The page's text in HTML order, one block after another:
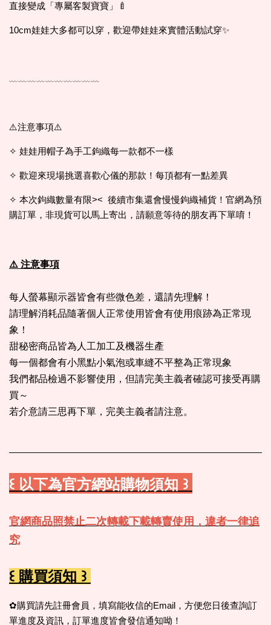
直接變成「專屬客製寶寶」🍼
10cm娃娃大多都可以穿，歡迎帶娃娃來實體活動試穿✨
﹏﹏﹏﹏﹏﹏﹏﹏﹏﹏
⚠️注意事項⚠️
✧ 娃娃用帽子為手工鉤織每一款都不一樣
✧ 歡迎來現場挑選喜歡心儀的那款！每頂都有一點差異
✧ 本次鉤織數量有限>< 後續市集還會慢慢鉤織補貨！官網為預
購訂單，非現貨可以馬上寄出，請願意等待的朋友再下單唷！
⚠️ 注意事項
每人螢幕顯示器皆會有些微色差，還請先理解！
請理解消耗品隨著個人正常使用皆會有使用痕跡為正常現
象！
甜秘密商品皆為人工加工及機器生產
每一個都會有小黑點小氣泡或車縫不平整為正常現象
我們都品檢過不影響使用，但請完美主義者確認可接受再購
買～
若介意請三思再下單，完美主義者請注意。
꒰ 以下為官方網站購物須知 ꒱
官網商品照禁止二次轉載下載轉賣使用，違者一律追
究
꒰ 購買須知 ꒱
✿購買請先註冊會員，填寫能收信的Email，方便您日後查詢訂
單進度及資訊，訂單進度皆會發信通知呦！